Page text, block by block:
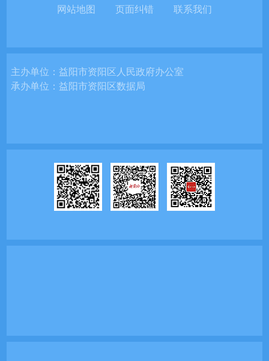
网站地图 页面纠错 联系我们
主办单位：益阳市资阳区人民政府办公室
承办单位：益阳市资阳区数据局